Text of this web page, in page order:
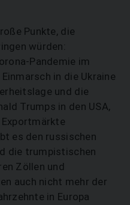
Punkte, die
würden:
Pandemie im
in die Ukraine
und die
Trumps in den USA,
es den russischen
die trumpistischen
Zöllen und
auch nicht mehr der
in Europa